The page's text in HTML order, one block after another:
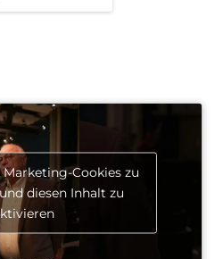
Cookies zu
diesen Inhalt zu